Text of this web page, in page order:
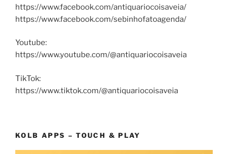
https://www.facebook.com/antiquariocoisaveia/
https://www.facebook.com/sebinhofatoagenda/
Youtube:
https://www.youtube.com/@antiquariocoisaveia
TikTok:
https://www.tiktok.com/@antiquariocoisaveia
KOLB APPS – TOUCH & PLAY